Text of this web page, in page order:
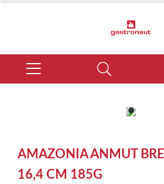
item
of
1
AMAZONIA ANMUT
16,4 CM 185G